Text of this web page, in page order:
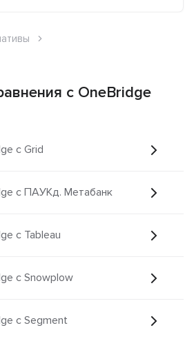
с OneBridge
с Grid
с ПАУКд. Метабанк
с Tableau
с Snowplow
с Segment